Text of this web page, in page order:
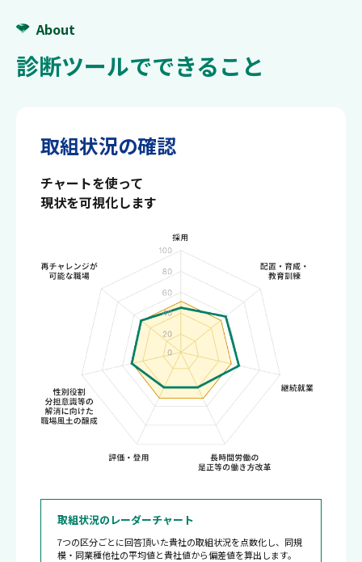
で、女性活躍推進の取組が進んでい
る企業の取組事例を公開しました。
診断結果閲覧のご案内メールを１１
月２６日から順次お送りします。メ
2024年11月25日
About
診断ツールでできること
取組状況の確認
チャートを使って
現状を可視化します
取組状況のレーダーチャート
7つの区分ごとに回答頂いた貴社の取組状況を点数化し、同規
模・同業種他社の平均値と貴社値から偏差値を算出します。